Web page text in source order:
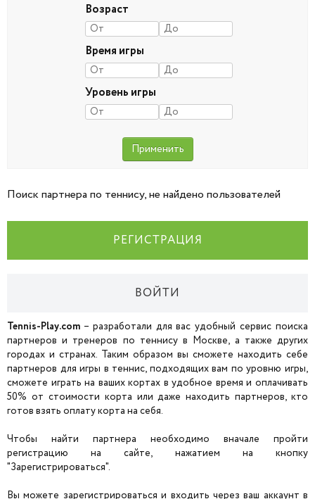
Возраст
Время игры
Уровень игры
Поиск партнера по теннису, не найдено пользователей
РЕГИСТРАЦИЯ
ВОЙТИ
Tennis-Play.com – разработали для вас удобный сервис поиска
партнеров и тренеров по теннису в Москве, а также других
городах и странах. Таким образом вы сможете находить себе
партнеров для игры в теннис, подходящих вам по уровню игры,
сможете играть на ваших кортах в удобное время и оплачивать
50% от стоимости корта или даже находить партнеров, кто
готов взять оплату корта на себя.
Чтобы найти партнера необходимо вначале пройти
регистрацию на сайте, нажатием на кнопку
"Зарегистрироваться".
Вы можете зарегистрироваться и входить через ваш аккаунт в